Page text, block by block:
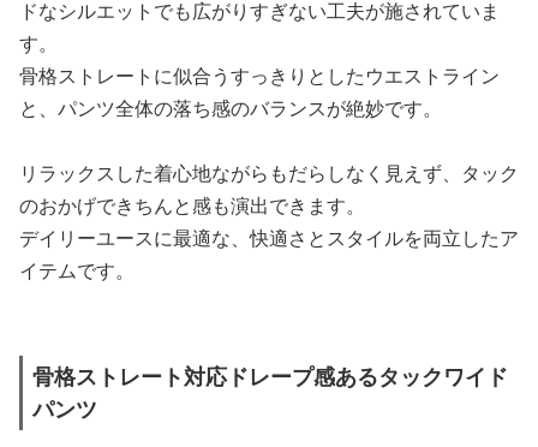
ドなシルエットでも広がりすぎない工夫が施されていま
す。
骨格ストレートに似合うすっきりとしたウエストライン
と、パンツ全体の落ち感のバランスが絶妙です。
リラックスした着心地ながらもだらしなく見えず、タック
のおかげできちんと感も演出できます。
デイリーユースに最適な、快適さとスタイルを両立したア
イテムです。
骨格ストレート対応ドレープ感あるタックワイド
パンツ